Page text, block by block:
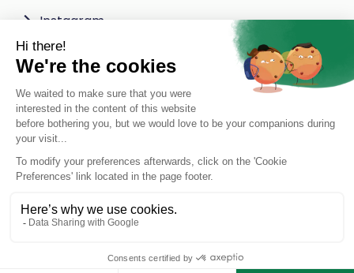
Instagram
LinkedIn
Privacy policy
Cookie settings